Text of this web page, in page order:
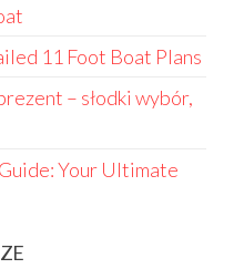
11 Foot Boat Plans
– słodki wybór,
Your Ultimate